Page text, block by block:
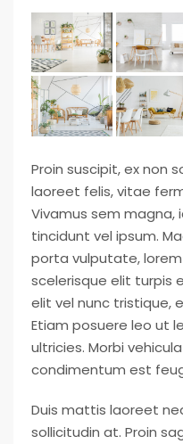
Proin suscipit, ex non
laoreet felis, vitae
Vivamus sem magna,
tincidunt vel ipsum.
porta vulputate,
scelerisque elit turpis
elit vel nunc tristique,
Etiam posuere leo ut
ultricies. Morbi
condimentum est
Duis mattis laoreet
sollicitudin at. Proin